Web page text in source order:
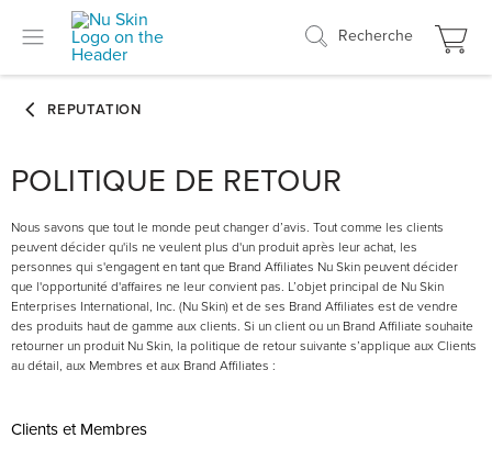
Recherche
POLITIQUE DE RETOUR
Nous savons que tout le monde peut changer d’avis. Tout comme les clients
peuvent décider qu'ils ne veulent plus d'un produit après leur achat, les
personnes qui s'engagent en tant que Brand Affiliates Nu Skin peuvent décider
que l'opportunité d'affaires ne leur convient pas. L’objet principal de Nu Skin
Enterprises International, Inc. (Nu Skin) et de ses Brand Affiliates est de vendre
des produits haut de gamme aux clients. Si un client ou un Brand Affiliate souhaite
retourner un produit Nu Skin, la politique de retour suivante s’applique aux Clients
au détail, aux Membres et aux Brand Affiliates :
Clients et Membres